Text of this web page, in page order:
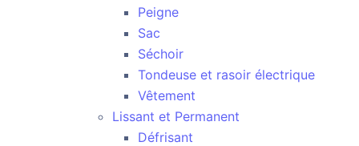
Peigne
Sac
Séchoir
Tondeuse et rasoir électrique
Vêtement
Lissant et Permanent
Défrisant